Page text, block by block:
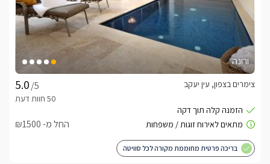
ורונה
/5
צימרים בצפון, עין יעקב
החל מ- ₪1500
בריכה פרטית מחוממת מקורה לכל סוויטה